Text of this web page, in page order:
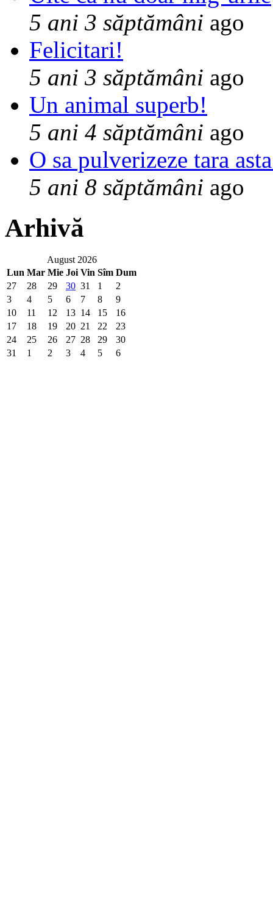
5 ani 3 săptămâni ago
Felicitari!
5 ani 3 săptămâni ago
Un animal superb!
5 ani 4 săptămâni ago
O sa pulverizeze tara
5 ani 8 săptămâni ago
Arhivă
August 2026
Lun Mar Mie Joi Vin Sîm Dum
27
28 29 30 31 1
2
3
4 5 6 7 8
9
10
11 12 13 14 15
16
17
18 19 20 21 22
23
24
25 26 27 28 29
30
31
1 2 3 4 5 6